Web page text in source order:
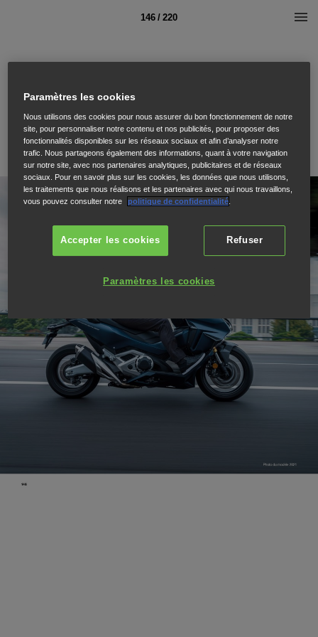
146 / 220
Paramètres les cookies
Nous utilisons des cookies pour nous assurer du bon fonctionnement de notre
site, pour personnaliser notre contenu et nos publicités, pour proposer des
fonctionnalités disponibles sur les réseaux sociaux et afin d’analyser notre
trafic. Nous partageons également des informations, quant à votre navigation
sur notre site, avec nos partenaires analytiques, publicitaires et de réseaux
sociaux. Pour en savoir plus sur les cookies, les données que nous utilisons,
les traitements que nous réalisons et les partenaires avec qui nous travaillons,
vous pouvez consulter notre
politique de confidentialité.
Refuser
Accepter les cookies
Paramètres les cookies